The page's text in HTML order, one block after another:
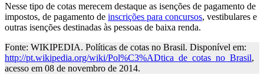
Nesse tipo de cotas merecem destaque as isenções de pagamento de
impostos, de pagamento de inscrições para concursos, vestibulares e
outras isenções destinadas às pessoas de baixa renda.
Fonte: WIKIPEDIA. Políticas de cotas no Brasil. Disponível em:
http://pt.wikipedia.org/wiki/Pol%C3%ADtica_de_cotas_no_Brasil,
acesso em 08 de novembro de 2014.